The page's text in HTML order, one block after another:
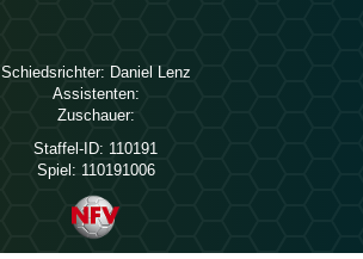
Schiedsrichter:  
Assistenten:
Zuschauer:
Staffel-ID: 110191
Spiel: 110191006